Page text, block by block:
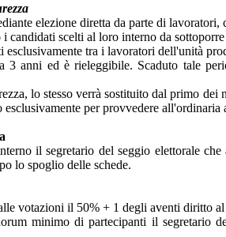
elezione diretta da parte di lavoratori,
scelti al loro interno da
tra i lavoratori dell'unità
anni ed è rieleggibile. Scaduto tale
lo stesso verrà sostituito dal primo
per provvedere all'ordinaria
il segretario del seggio elettorale
lo spoglio delle schede.
votazioni il 50% + 1 degli aventi diritto
minimo di partecipanti il segretario